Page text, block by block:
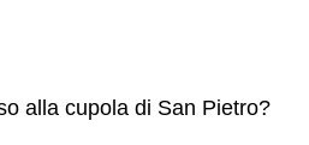
alla cupola di San Pietro?